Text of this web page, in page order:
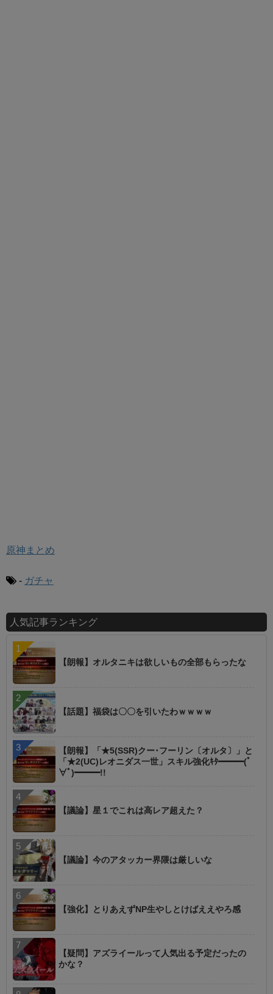
原神まとめ
- ガチャ
人気記事ランキング
【朗報】オルタニキは欲しいもの全部もらったな
【話題】福袋は〇〇を引いたわｗｗｗｗ
【朗報】「★5(SSR)クー･フーリン〔オルタ〕」と
「★2(UC)レオニダス一世」スキル強化ｷﾀ━━━(ﾟ
∀ﾟ)━━━!!
【議論】星１でこれは高レア超えた？
【議論】今のアタッカー界隈は厳しいな
【強化】とりあえずNP生やしとけばええやろ感
【疑問】アズライールって人気出る予定だったの
かな？